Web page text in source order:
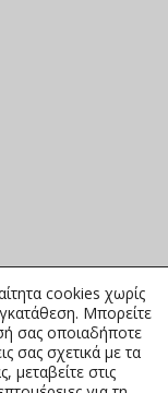
cookies χωρίς
Μπορείτε
σας οποιαδήποτε
σας σχετικά με τα
μεταβείτε στις